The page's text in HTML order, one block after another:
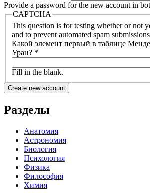
Provide a password for the new account in
CAPTCHA
This question is for testing whether or not
and to prevent automated spam
Какой элемент первый в таблице
Уран? *
Fill in the blank.
Разделы
Анатомия
Астрономия
Биология
Психология
Физика
Философия
Химия